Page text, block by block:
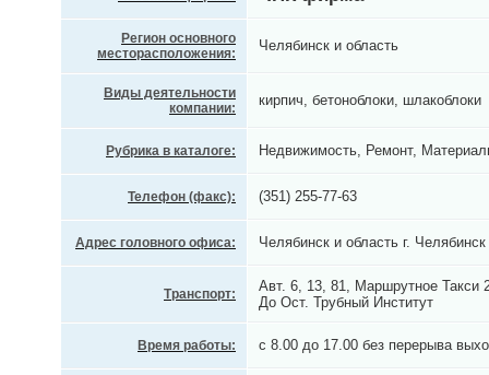
Регион основного
месторасположения:
Челябинск и область
Виды деятельности
компании:
кирпич, бетоноблоки, шлакоблоки
Рубрика в каталоге: Недвижимость, Ремонт,
Телефон (факс): (351) 255-77-63
Адрес головного офиса: Челябинск и область г.
Транспорт:
Авт. 6, 13, 81, Маршрутное Такси
До Ост. Трубный Институт
Время работы: с 8.00 до 17.00 без перерыва